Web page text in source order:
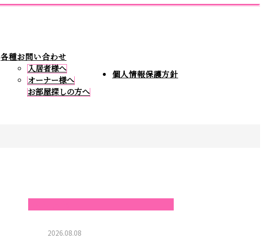
各種お問い合わせ
入居者様へ
オーナー様へ
お部屋探しの方へ
個人情報保護方針
2026.08.08